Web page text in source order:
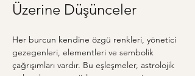
Üzerine Düşünceler
Her burcun kendine özgü renkleri, yönetici
gezegenleri, elementleri ve sembolik
çağrışımları vardır. Bu eşleşmeler, astrolojik